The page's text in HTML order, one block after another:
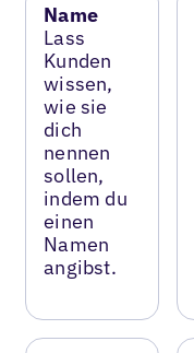
Name
Lass
Kunden
wissen,
wie sie
dich
nennen
sollen,
indem du
einen
Namen
angibst.